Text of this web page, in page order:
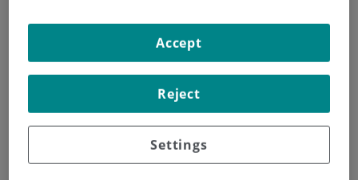
Teléfono de atención al usuario
900 301 013
CARTERA DE SERVICIOS
Settings
Reject
Accept